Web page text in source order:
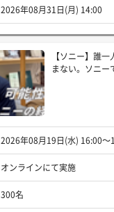
2026年08月31日(月) 14:00
【ソニー】誰
まない。ソニー
2026年08月19日(水) 16:00〜
オンラインにて実施
300名